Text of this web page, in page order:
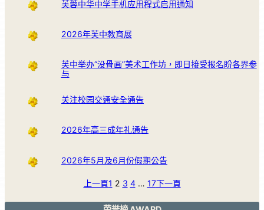
芙蓉中华中学手机应用程式启用通知
2026年芙中教育展
芙中举办“没骨画”美术工作坊，即日接受报名盼各界参
与
关注校园交通安全通告
2026年高三成年礼通告
2026年5月及6月份假期公告
上一頁1 2 3 4 … 17下一頁